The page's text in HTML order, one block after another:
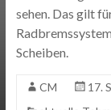
sehen. Das gilt
Scheiben.
CM
17.